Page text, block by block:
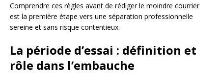
Comprendre ces règles avant de rédiger le moindre courrier
est la première étape vers une séparation professionnelle
sereine et sans risque contentieux.
La période d’essai : définition et
rôle dans l’embauche